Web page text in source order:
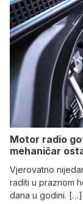
Motor radio
mehaničar
Vjerovatno
raditi u praznom
dana u godini. […]